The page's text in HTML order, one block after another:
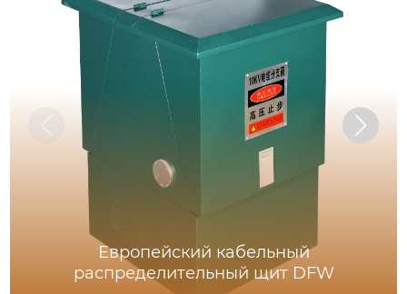
Европейский кабельный
распределительный щит DFW